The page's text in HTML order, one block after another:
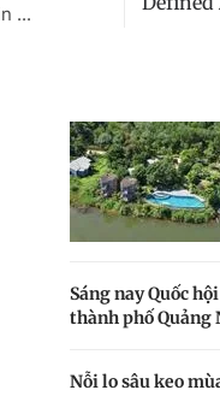
Sáng nay Quốc
thành phố Quảng
Nỗi lo sâu keo